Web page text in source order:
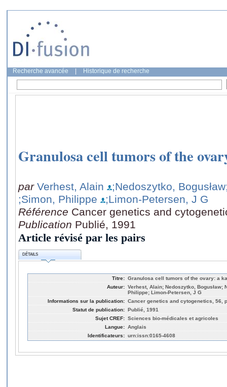
Recherche avancée Historique de recherche
Granulosa cell tumors of the
par Verhest, Alain ;Nedoszytko, Bogusław
;Simon, Philippe
;Limon-Petersen, J G
Référence Cancer genetics and
Publication Publié, 1991
Article révisé par les pairs
DÉTAILS
Titre: Granulosa cell tumors of the ovary: a
Auteur: Verhest, Alain; Nedoszytko, Bogusław;
Philippe; Limon-Petersen, J G
Informations sur la publication: Cancer genetics and cytogenetics, 56,
Statut de publication: Publié, 1991
Sujet CREF: Sciences bio-médicales et agricoles
Langue: Anglais
Identificateurs: urn:issn:0165-4608